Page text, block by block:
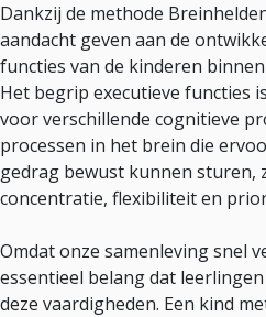
Dankzij de methode
aandacht geven aan de
functies van de kinderen
Het begrip executieve functies
voor verschillende cognitieve
processen in het brein die
gedrag bewust kunnen sturen,
concentratie, flexibiliteit en
Omdat onze samenleving snel
essentieel belang dat
deze vaardigheden. Een kind